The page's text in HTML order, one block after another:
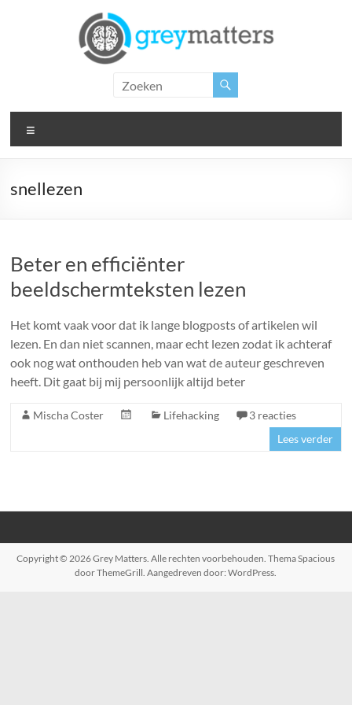
Matters
Insight.
Inspiration.
snellezen
Beter en efficiënter
beeldschermteksten lezen
Het komt vaak voor dat ik lange blogposts of artikelen wil
lezen. En dan niet scannen, maar echt lezen zodat ik achteraf
ook nog wat onthouden heb van wat de auteur geschreven
heeft. Dit gaat bij mij persoonlijk altijd beter
Mischa Coster Lifehacking
3 reacties
Lees verder
Copyright © 2026Grey Matters. Alle rechten voorbehouden. ThemaSpacious
door ThemeGrill. Aangedreven door:WordPress.